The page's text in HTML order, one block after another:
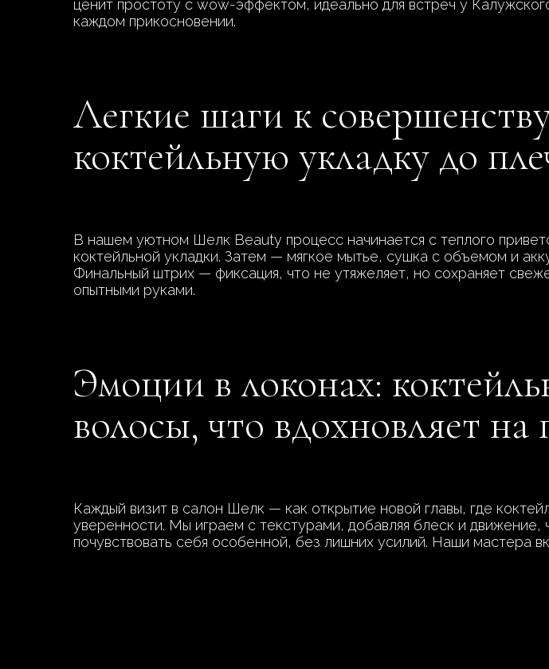
ценит простоту с wow-эффектом, идеально для встреч у
каждом прикосновении.
Легкие шаги к
коктейльную укладку до
В нашем уютном Шелк Beauty процесс начинается с теплого
коктейльной укладки. Затем — мягкое мытье, сушка с объемом и
Финальный штрих — фиксация, что не утяжеляет, но сохраняет
опытными руками.
Эмоции в локонах:
волосы, что вдохновляет
Каждый визит в салон Шелк — как открытие новой главы, где
уверенности. Мы играем с текстурами, добавляя блеск и
почувствовать себя особенной, без лишних усилий. Наши мастера